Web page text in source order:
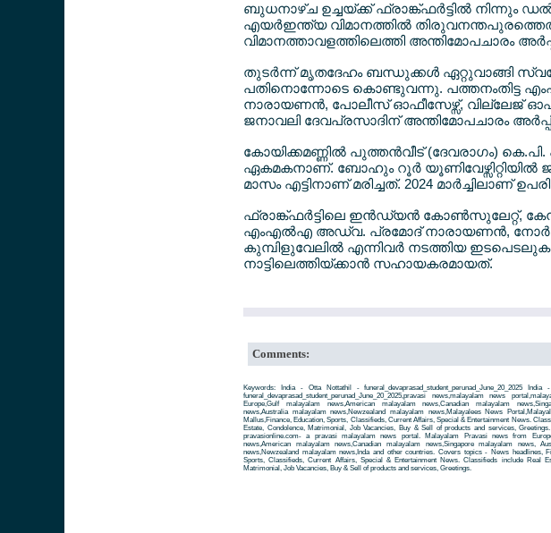
ബുധനാഴ്ച ഉച്ചയ്ക്ക് ഫ്രാങ്ക്ഫര്‍ട്ടില്‍ നിന്നും
എയര്‍ഇന്ത്യ വിമാനത്തില്‍
വിമാനത്താവളത്തിലെത്തി അന്തിമോപചാരം
തുടര്‍ന്ന് മൃതദേഹം ബന്ധുക്കള്‍ ഏറ്റുവാങ്ങി
പതിനൊന്നോടെ കൊണ്ടുവന്നു.
നാരായണന്‍, പോലീസ് ഓഫീസേഴ്സ്, വില്ലേജ്
ജനാവലി ദേവപ്രസാദിന് അന്തിമോപചാരം
കോയിക്കമണ്ണില്‍ പുത്തന്‍വീട് (ദേവരാഗം)
ഏകമകനാണ്. ബോഹും റൂര്‍ യൂണിവേഴ്സിറ്റിയില്‍
മാസം എട്ടിനാണ് മരിച്ചത്. 2024 മാര്‍ച്ചിലാണ്
ഫ്രാങ്ക്ഫര്‍ട്ടിലെ ഇന്‍ഡ്യന്‍ കോണ്‍സുലേറ്റ്,
എംഎല്‍എ അഡ്വ. പ്രമോദ് നാരായണന്‍,
കുമ്പിളുവേലില്‍ എന്നിവര്‍ നടത്തിയ
നാട്ടിലെത്തിയ്ക്കാന്‍ സഹായകരമായത്.
Comments:
Keywords: India - Otta Nottathil - funeral_devaprasad_student_perunad_June_20_2025
funeral_devaprasad_student_perunad_June_20_2025,pravasi news,malayalam news
Europe,Gulf malayalam news,American malayalam news,Canadian malayalam
news,Australia malayalam news,Newzealand malayalam news,Malayalees News
Mallus,Finance, Education, Sports, Classifieds, Current Affairs, Special & Entertainment News.
Estate, Condolence, Matrimonial, Job Vacancies, Buy & Sell of products and services,
pravasionline.com- a pravasi malayalam news portal. Malayalam Pravasi news from
news,American malayalam news,Canadian malayalam news,Singapore malayalam news,
news,Newzealand malayalam news,Inda and other countries. Covers topics - News headlines,
Sports, Classifieds, Current Affairs, Special & Entertainment News. Classifieds include Real
Matrimonial, Job Vacancies, Buy & Sell of products and services, Greetings.